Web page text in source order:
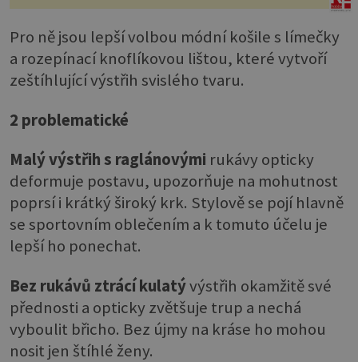
Pro ně jsou lepší volbou módní košile s límečky
a rozepínací knoflíkovou lištou, které vytvoří
zeštíhlující výstřih svislého tvaru.
2 problematické
Malý výstřih s raglánovými rukávy opticky
deformuje postavu, upozorňuje na mohutnost
poprsí i krátký široký krk. Stylově se pojí hlavně
se sportovním oblečením a k tomuto účelu je
lepší ho ponechat.
Bez rukávů ztrácí kulatývýstřih okamžitě své
přednosti a opticky zvětšuje trup a nechá
vyboulit břicho. Bez újmy na kráse ho mohou
nosit jen štíhlé ženy.